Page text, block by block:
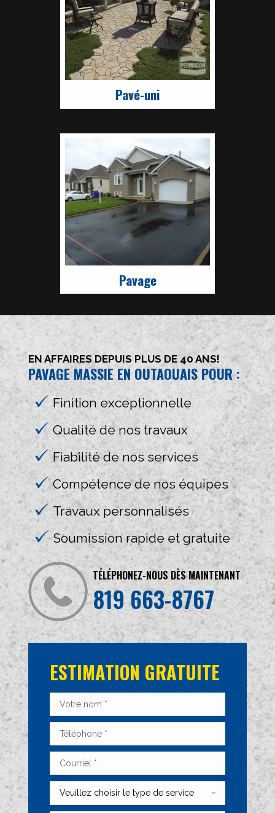
Pavé-uni
Pavage
EN AFFAIRES DEPUIS PLUS DE 40 ANS!
PAVAGE MASSIE EN OUTAOUAIS POUR :
Finition exceptionnelle
Qualité de nos travaux
Fiabilité de nos services
Compétence de nos équipes
Travaux personnalisés
Soumission rapide et gratuite
TÉLÉPHONEZ-NOUS DÈS MAINTENANT
819 663-8767
ESTIMATION GRATUITE